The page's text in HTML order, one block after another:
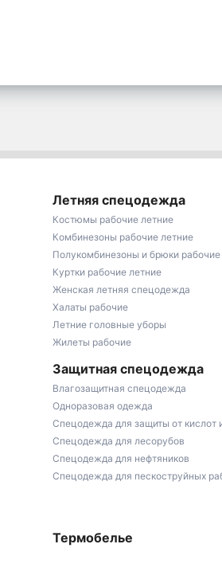
Летняя спецодежда
Костюмы рабочие летние
Комбинезоны рабочие летние
Полукомбинезоны и брюки рабочие
Куртки рабочие летние
Женская летняя спецодежда
Халаты рабочие
Летние головные уборы
Жилеты рабочие
Защитная спецодежда
Влагозащитная спецодежда
Одноразовая одежда
Спецодежда для защиты от кислот
Спецодежда для лесорубов
Спецодежда для нефтяников
Спецодежда для пескоструйных
Термобелье